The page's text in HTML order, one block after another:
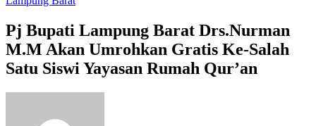
Pj Bupati Lampung Barat Drs.Nurman
M.M Akan Umrohkan Gratis Ke-Salah
Satu Siswi Yayasan Rumah Qur’an